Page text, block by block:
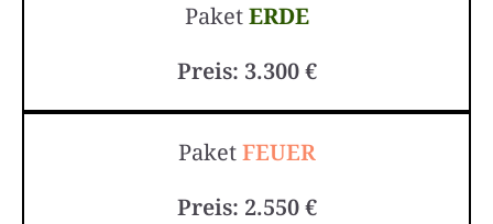
PaketERDE
Preis: 3.300 €
PaketFEUER
Preis: 2.550 €